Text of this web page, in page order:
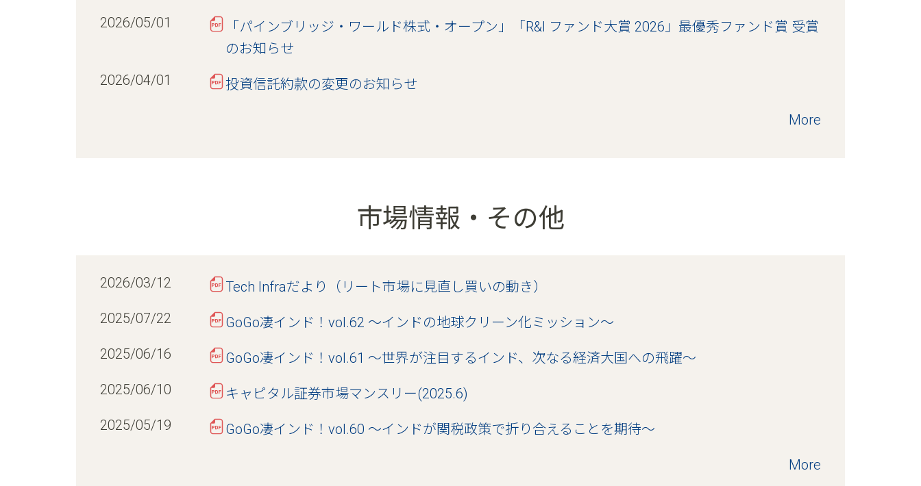
2026/05/01
「パインブリッジ・ワールド株式・オープン」「R&I ファンド大賞 2026」最優秀ファンド賞 受賞
のお知らせ
2026/04/01
投資信託約款の変更のお知らせ
More
市場情報・その他
2026/03/12
Tech Infraだより（リート市場に見直し買いの動き）
2025/07/22
GoGo凄インド！vol.62 ～インドの地球クリーン化ミッション～
2025/06/16
GoGo凄インド！vol.61 ～世界が注目するインド、次なる経済大国への飛躍～
2025/06/10
キャピタル証券市場マンスリー(2025.6)
2025/05/19
GoGo凄インド！vol.60 ～インドが関税政策で折り合えることを期待～
More